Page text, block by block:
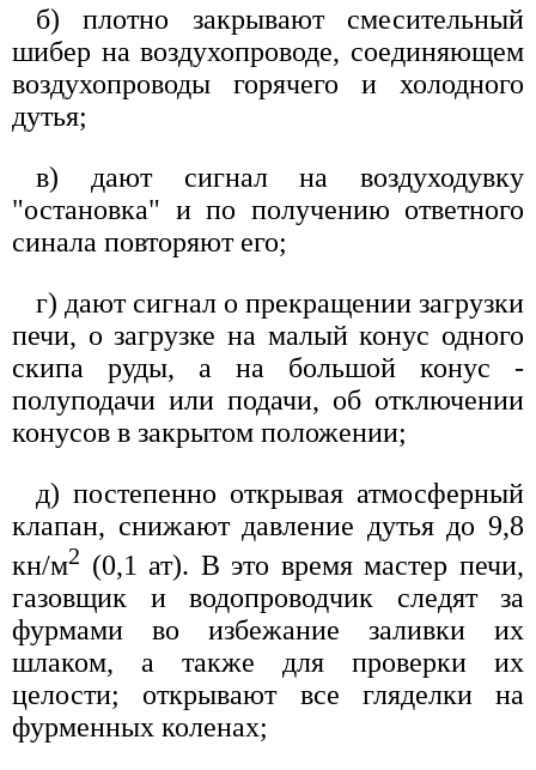
б) плотно закрывают смесительный
шибер на воздухопроводе, соединяющем
воздухопроводы горячего и холодного
дутья;
в) дают сигнал на воздуходувку
"остановка" и по получению ответного
синала повторяют его;
г) дают сигнал о прекращении загрузки
печи, о загрузке на малый конус одного
скипа руды, а на большой конус -
полуподачи или подачи, об отключении
конусов в закрытом положении;
д) постепенно открывая атмосферный
клапан, снижают давление дутья до 9,8
кн/м2 (0,1 ат). В это время мастер печи,
газовщик и водопроводчик следят за
фурмами во избежание заливки их
шлаком, а также для проверки их
целости; открывают все гляделки на
фурменных коленах;